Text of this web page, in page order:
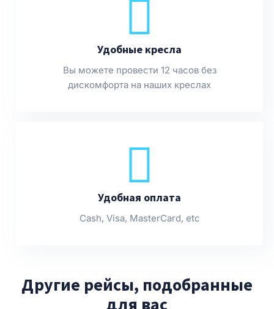
Удобные кресла
Вы можете провести 12 часов без
дискомфорта на наших креслах
Удобная оплата
Cash, Visa, MasterCard, etc
Другие рейсы, подобранные
для вас